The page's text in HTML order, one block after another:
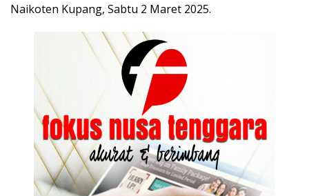
Naikoten Kupang, Sabtu 2 Maret 2025.